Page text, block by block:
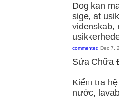
Dog kan
sige, at
videnskab,
commented Dec 7,
Sửa Chữa
Kiểm tra
nước,